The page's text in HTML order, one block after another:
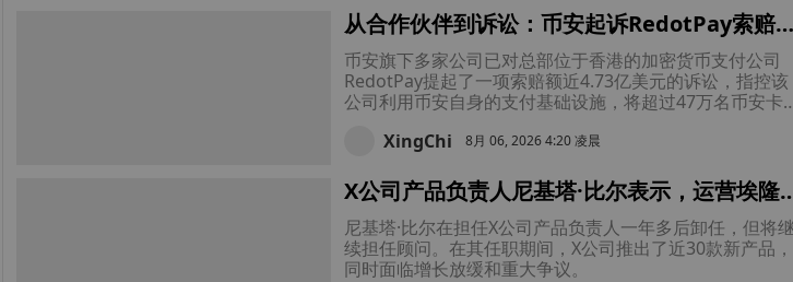
从合作伙伴到诉讼：币安起诉RedotPay索赔4.
73亿美元，指控其利用币安支付挖走近50万用
户
币安旗下多家公司已对总部位于香港的加密货币支付公司
RedotPay提起了一项索赔额近4.73亿美元的诉讼，指控该
公司利用币安自身的支付基础设施，将超过47万名币安卡
XingChi 8月 06, 2026 4:20 凌晨
X公司产品负责人尼基塔·比尔表示，运营埃隆·
马斯克的平台是一份“全天候的工作”，他此次
职是为了“喘口气”
尼基塔·比尔在担任X公司产品负责人一年多后卸任，但将
续担任顾问。在其任职期间，X公司推出了近30款新产品，
同时面临增长放缓和重大争议。